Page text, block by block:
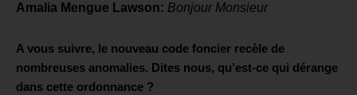
Ama lia Mengue Lawson: Bonjour Monsieur
A vous suivre, le nouveau code foncier recèle de
nombreuses anomalies. Dites nous, qu’est-ce qui dérange
dans cette ordonnance ?